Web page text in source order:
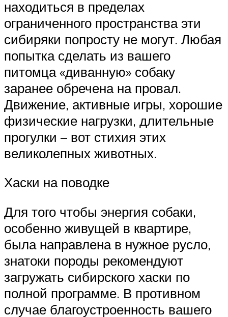
находиться в пределах
ограниченного пространства эти
сибиряки попросту не могут. Любая
попытка сделать из вашего
питомца «диванную» собаку
заранее обречена на провал.
Движение, активные игры, хорошие
физические нагрузки, длительные
прогулки – вот стихия этих
великолепных животных.
Хаски на поводке
Для того чтобы энергия собаки,
особенно живущей в квартире,
была направлена в нужное русло,
знатоки породы рекомендуют
загружать сибирского хаски по
полной программе. В противном
случае благоустроенность вашего